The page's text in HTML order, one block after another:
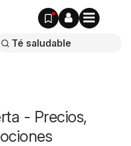
- Precios,